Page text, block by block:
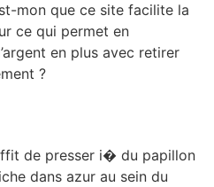
mon que ce site facilite la
ce qui permet en
en plus avec retirer
?
de presser i� du papillon
dans azur au sein du